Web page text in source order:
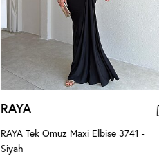
RAYA
RAYA Tek Omuz Maxi Elbise 3741 -
Siyah